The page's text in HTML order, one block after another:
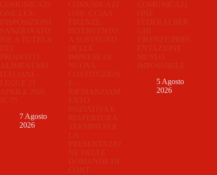
COMUNICAZI
ONE LEX:
DISPOSIZIONI
SANZIONATO
RIE A TUTELA
DEI
PRODOTTI
ALIMENTARI
ITALIANI –
LEGGE 21
APRILE 2026
N. 75
7 Agosto
2026
COMUNICAZI
ONE: CCIAA
FIRENZE
INTERVENTO
A SOSTEGNO
DELLE
IMPRESE DI
NUOVA
COSTITUZION
E –
RIFINANZIAM
ENTO
INIZIATIVA E
RIAPERTURA
TERMINI PER
LA
PRESENTAZIO
NE DELLE
DOMANDE DI
CONT
COMUNICAZI
ONE
FEDERALBER
GHI
FIRENZE:PRES
ENTAZIONE
MUSEO
IMPOSSIBILE
5 Agosto
2026